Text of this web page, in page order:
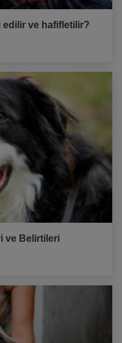
edilir ve hafifletilir?
ve Belirtileri